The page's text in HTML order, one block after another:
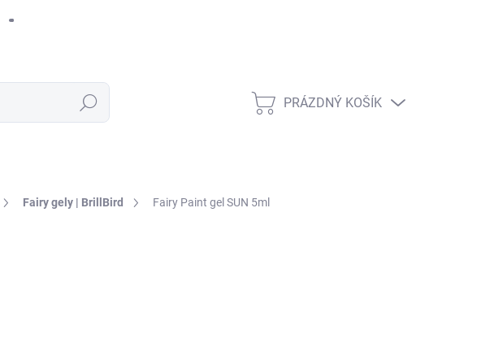
Hledat NÁKUPNÍ KOŠÍK
PRÁZDNÝ KOŠÍK
Fairy gely | BrillBird Fairy Paint gel SUN 5ml